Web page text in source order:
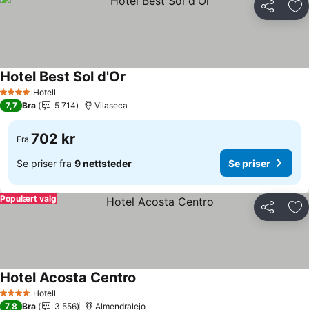
Del
4 StjernerHotell
Hotel Best Sol d'Or
7,7 Bra 5 714 Vilaseca
Fra 702 kr
Se priser fra 9 nettsteder Se priser
Del
Populært valg
4 StjernerHotell
Hotel Acosta Centro
7,8 Bra 3 556 Almendralejo